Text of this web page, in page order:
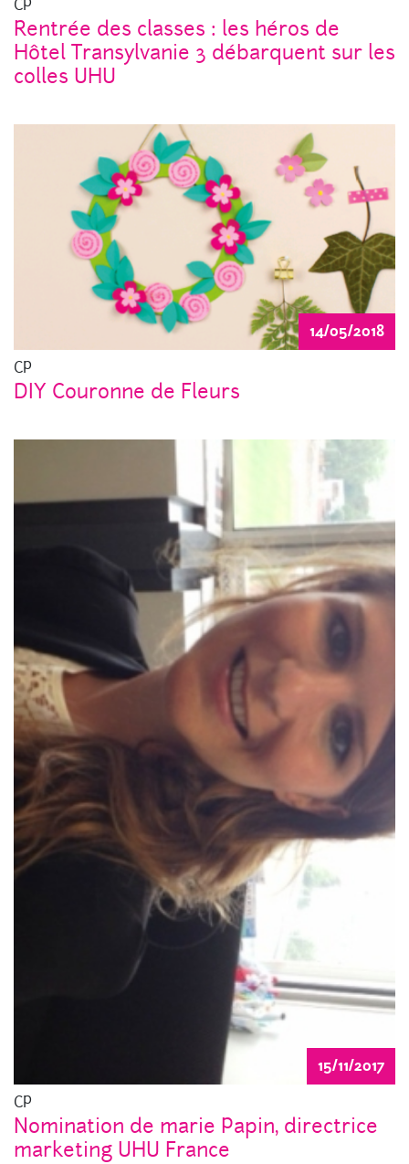
CP
Rentrée des classes : les héros de
Hôtel Transylvanie 3 débarquent sur les
colles UHU
14/05/2018
CP
DIY Couronne de Fleurs
15/11/2017
CP
Nomination de marie Papin, directrice
marketing UHU France